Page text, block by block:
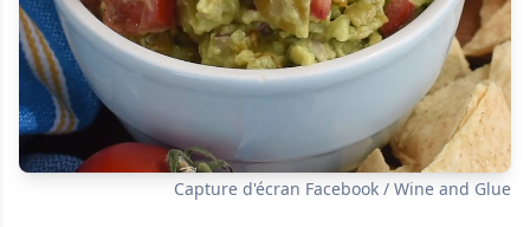
Capture d'écran Facebook / Wine and Glue